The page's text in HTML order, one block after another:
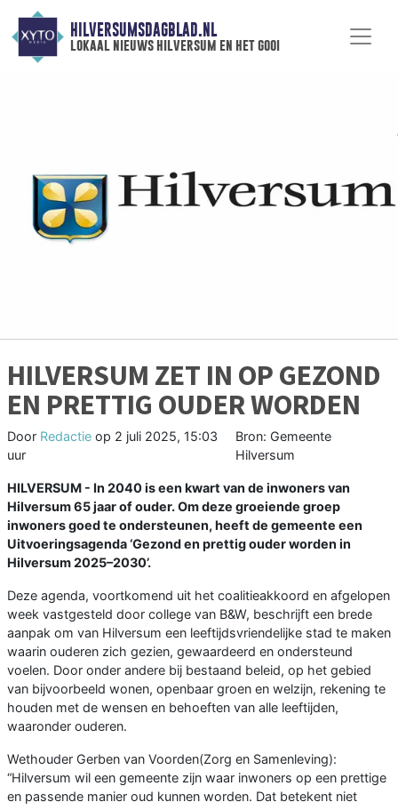
HILVERSUMSDAGBLAD.NL
lokaal nieuws hilversum en het gooi
HILVERSUM ZET IN OP GEZOND
EN PRETTIG OUDER WORDEN
Door Redactie op 2 juli 2025, 15:03
uur
Bron: Gemeente
Hilversum
HILVERSUM - In 2040 is een kwart van de inwoners van
Hilversum 65 jaar of ouder. Om deze groeiende groep
inwoners goed te ondersteunen, heeft de gemeente een
Uitvoeringsagenda ‘Gezond en prettig ouder worden in
Hilversum 2025–2030’.
Deze agenda, voortkomend uit het coalitieakkoord en afgelopen
week vastgesteld door college van B&W, beschrijft een brede
aanpak om van Hilversum een leeftijdsvriendelijke stad te maken
waarin ouderen zich gezien, gewaardeerd en ondersteund
voelen. Door onder andere bij bestaand beleid, op het gebied
van bijvoorbeeld wonen, openbaar groen en welzijn, rekening te
houden met de wensen en behoeften van alle leeftijden,
waaronder ouderen.
Wethouder Gerben van Voorden(Zorg en Samenleving):
“Hilversum wil een gemeente zijn waar inwoners op een prettige
en passende manier oud kunnen worden. Dat betekent niet